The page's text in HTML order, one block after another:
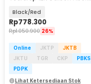
Black/Red
Rp778.300
Rp1.050.900 26%
Online JKTP
JKTB
JKTU
TGR CKP
PBKS
PDPK
Lihat Ketersediaan Stok